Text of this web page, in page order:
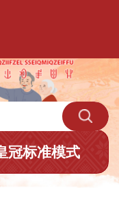
冠标准模式